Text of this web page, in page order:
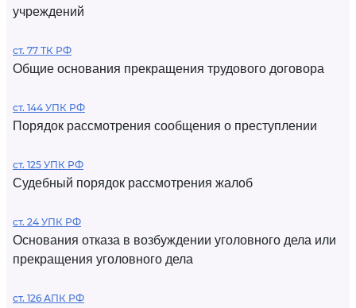
учреждений
ст. 77 ТК РФ
Общие основания прекращения трудового договора
ст. 144 УПК РФ
Порядок рассмотрения сообщения о преступлении
ст. 125 УПК РФ
Судебный порядок рассмотрения жалоб
ст. 24 УПК РФ
Основания отказа в возбуждении уголовного дела или
прекращения уголовного дела
ст. 126 АПК РФ